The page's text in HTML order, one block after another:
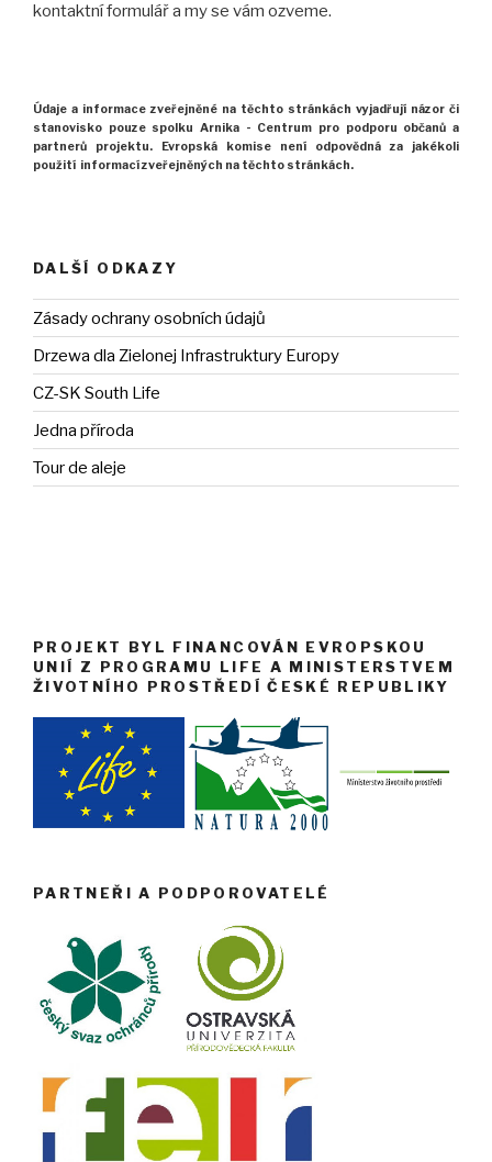
kontaktní formulář a my se vám ozveme.
Údaje a informace zveřejněné na těchto stránkách vyjadřují názor či
stanovisko pouze spolku Arnika - Centrum pro podporu občanůa
partnerů projektu.
Evropská komise není odpovědná za jakékoli
použití informací zveřejněných na těchto stránkách.
DALŠÍ ODKAZY
Zásady ochrany osobních údajů
Drzewa dla Zielonej Infrastruktury Europy
CZ-SK South Life
Jedna příroda
Tour de aleje
PROJEKT BYL FINANCOVÁN EVROPSKOU
UNIÍ Z PROGRAMU LIFE A MINISTERSTVEM
ŽIVOTNÍHO PROSTŘEDÍ ČESKÉ REPUBLIKY
PARTNEŘI A PODPOROVATELÉ